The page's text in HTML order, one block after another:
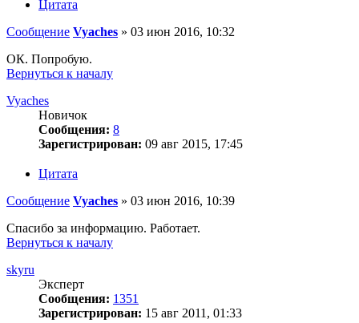
Цитата
Сообщение Vyaches » 03 июн 2016, 10:32
ОК. Попробую.
Вернуться к началу
Vyaches
Новичок
Сообщения: 8
Зарегистрирован: 09 авг 2015, 17:45
Цитата
Сообщение Vyaches » 03 июн 2016, 10:39
Спасибо за информацию. Работает.
Вернуться к началу
skyru
Эксперт
Сообщения: 1351
Зарегистрирован: 15 авг 2011, 01:33